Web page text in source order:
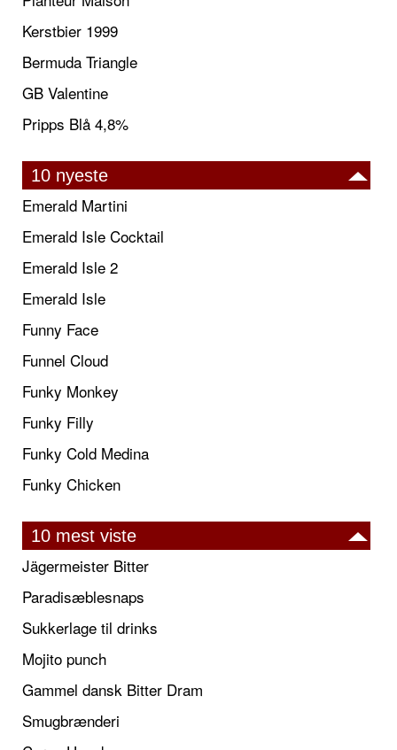
Kerstbier 1999
Bermuda Triangle
GB Valentine
Pripps Blå 4,8%
10 nyeste
Emerald Martini
Emerald Isle Cocktail
Emerald Isle 2
Emerald Isle
Funny Face
Funnel Cloud
Funky Monkey
Funky Filly
Funky Cold Medina
Funky Chicken
10 mest viste
Jägermeister Bitter
Paradisæblesnaps
Sukkerlage til drinks
Mojito punch
Gammel dansk Bitter Dram
Smugbrænderi